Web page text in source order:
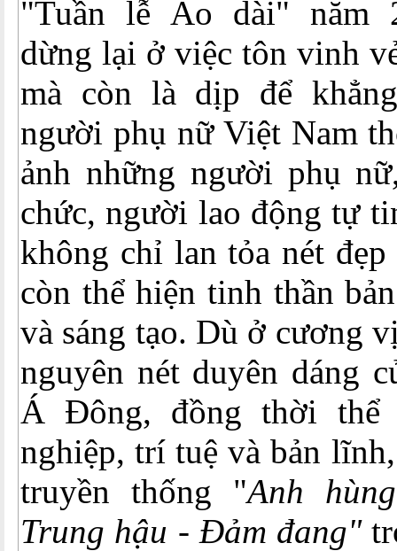
"Tuần lễ Áo dài" năm
dừng lại ở việc tôn vinh
mà còn là dịp để
người phụ nữ Việt Nam
ảnh những người phụ
chức, người lao động tự
không chỉ lan tỏa nét
còn thể hiện tinh thần
và sáng tạo. Dù ở cương
nguyên nét duyên dáng
Á Đông, đồng thời thể
nghiệp, trí tuệ và bản
truyền thống "Anh
Trung hậu - Đảm đang"